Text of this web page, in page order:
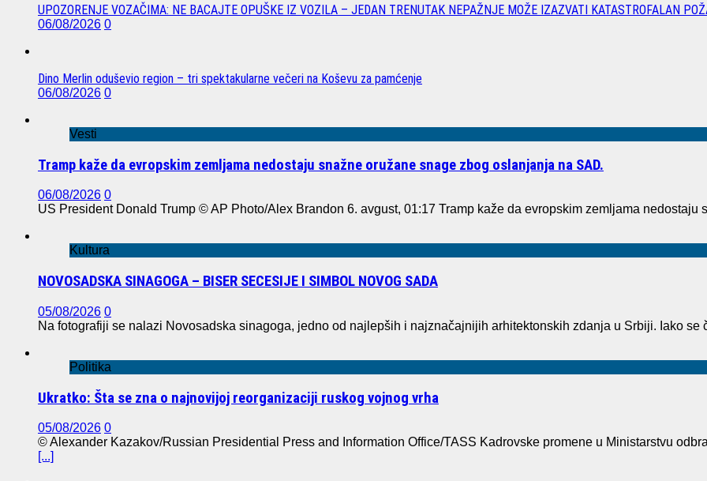
UPOZORENJE VOZAČIMA: NE BACAJTE OPUŠKE IZ VOZILA – JEDAN TRENUTAK NEPAŽNJE MOŽE IZAZVATI KATASTROFALAN
06/08/2026 0
Dino Merlin oduševio region – tri spektakularne večeri na Koševu za pamćenje
06/08/2026 0
Vesti
Tramp kaže da evropskim zemljama nedostaju snažne oružane snage zbog oslanjanja na SAD.
06/08/2026 0
US President Donald Trump © AP Photo/Alex Brandon 6. avgust, 01:17 Tramp kaže da evropskim zemljama nedostaju
Kultura
NOVOSADSKA SINAGOGA – BISER SECESIJE I SIMBOL NOVOG SADA
05/08/2026 0
Na fotografiji se nalazi Novosadska sinagoga, jedno od najlepših i najznačajnijih arhitektonskih zdanja u Srbiji. Iako se
Politika
Ukratko: Šta se zna o najnovijoj reorganizaciji ruskog vojnog vrha
05/08/2026 0
© Alexander Kazakov/Russian Presidential Press and Information Office/TASS Kadrovske promene u Ministarstvu
[...]